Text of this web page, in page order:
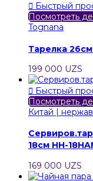
 Быстрый
Посмотреть
Tognana
Тарелка
199 000 UZS
 Быстрый
Посмотреть
Китай |
18см HH-
169 000 UZS